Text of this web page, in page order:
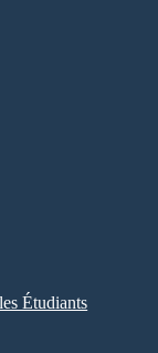
Étudiants